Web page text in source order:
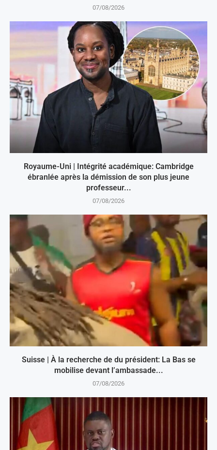
07/08/2026
Royaume-Uni | Intégrité académique: Cambridge
ébranlée après la démission de son plus jeune
professeur...
07/08/2026
Suisse | À la recherche de du président: La Bas se
mobilise devant l’ambassade...
07/08/2026